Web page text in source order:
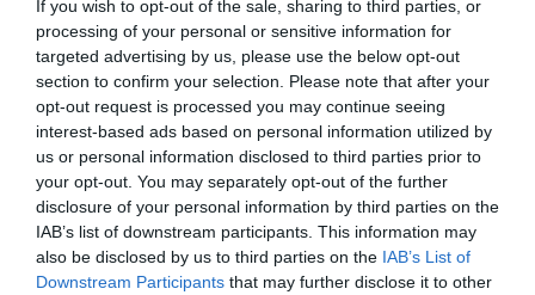
If you wish to opt-out of the sale, sharing to third parties, or
processing of your personal or sensitive information for
targeted advertising by us, please use the below opt-out
section to confirm your selection. Please note that after your
opt-out request is processed you may continue seeing
interest-based ads based on personal information utilized by
us or personal information disclosed to third parties prior to
your opt-out. You may separately opt-out of the further
disclosure of your personal information by third parties on the
IAB’s list of downstream participants. This information may
also be disclosed by us to third parties on the IAB’s List of
Downstream Participants that may further disclose it to other
Η ΠΑΕ ΠΑΝΑΘΗΝΑΪΚΟΣ ανακοινώνει ότι χρέη
υπηρεσιακού προπονητή αναλαμβάνει ο κ. Γιάτσεκ
Γκμοχ ο οποίος δήλωσε στην επίσημη ιστοσελίδα
της ομάδας: «Είμαι στρατιώτης στην υπηρεσία του
Παναθηναϊκού για όσο μου ζητηθεί. Δεν είναι ώρα
για δηλώσεις, αλλά για σκληρή δουλειά.»